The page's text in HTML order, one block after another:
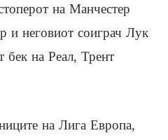
на Манчестер
и неговиот соиграч Лук
на Реал, Трент
на Лига Европа,